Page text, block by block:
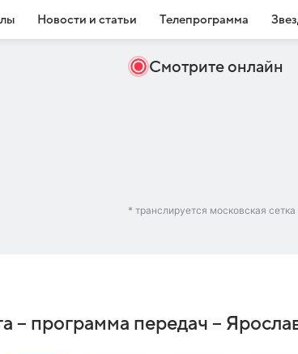
Новости и статьи Телепрограмма
Смотрите онлайн
* транслируется московская
– программа передач –